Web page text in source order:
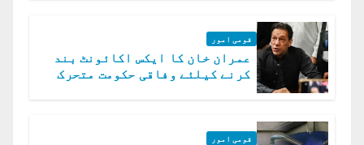
قومی امور
عمران خان کا ایکس اکائونٹ بند
کرنے کیلئے وفاقی حکومت متحرک
قومی امور